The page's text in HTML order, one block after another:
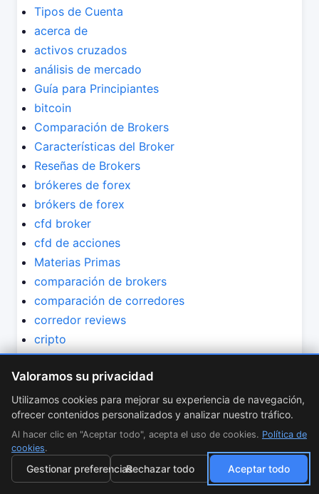
Tipos de Cuenta
acerca de
activos cruzados
análisis de mercado
Guía para Principiantes
bitcoin
Comparación de Brokers
Características del Broker
Reseñas de Brokers
brókeres de forex
brókers de forex
cfd broker
cfd de acciones
Materias Primas
comparación de brokers
comparación de corredores
corredor reviews
cripto
criptomonedas
crypto
CFD de Criptomonedas
Criptomonedas
educación
educación de operativa
educación en trading
Valoramos su privacidad
Utilizamos cookies para mejorar su experiencia de navegación,
ofrecer contenidos personalizados y analizar nuestro tráfico.
Al hacer clic en "Aceptar todo", acepta el uso de cookies. Política de
cookies.
Gestionar preferenciasRechazar todo Aceptar todo